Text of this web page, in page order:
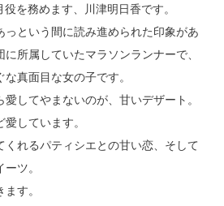
を務めます、川津明日香です。
っという間に読み進められた印象があ
所属していたマラソンランナーで、
真面目な女の子です。
してやまないのが、甘いデザート。
しています。
くれるパティシエとの甘い恋、そして
ツ。
す。